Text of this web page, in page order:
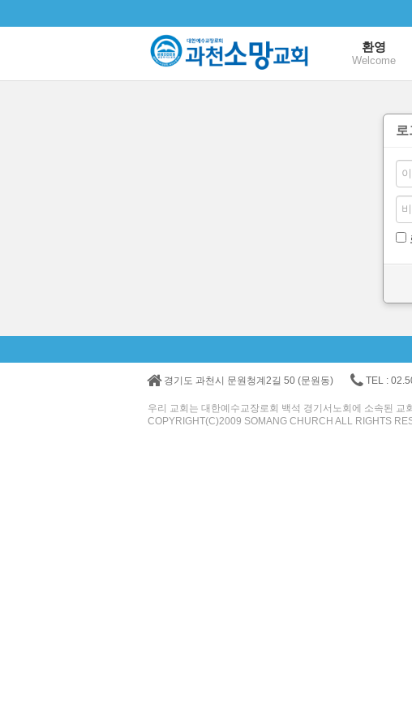
환영
Welcome
경기도 과천시 문원청계2길 50 (문원동) TEL :
우리 교회는 대한예수교장로회 백석 경기서노회에 소속된 교
COPYRIGHT(C)2009 SOMANG CHURCH ALL RIGHTS